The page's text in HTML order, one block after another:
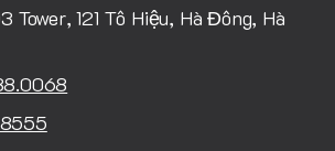
Tower, 121 Tô Hiệu, Hà Đông, Hà